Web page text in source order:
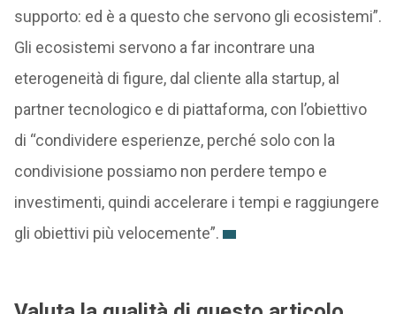
supporto: ed è a questo che servono gli ecosistemi”.
Gli ecosistemi servono a far incontrare una
eterogeneità di figure, dal cliente alla startup, al
partner tecnologico e di piattaforma, con l’obiettivo
di “condividere esperienze, perché solo con la
condivisione possiamo non perdere tempo e
investimenti, quindi accelerare i tempi e raggiungere
gli obiettivi più velocemente”.